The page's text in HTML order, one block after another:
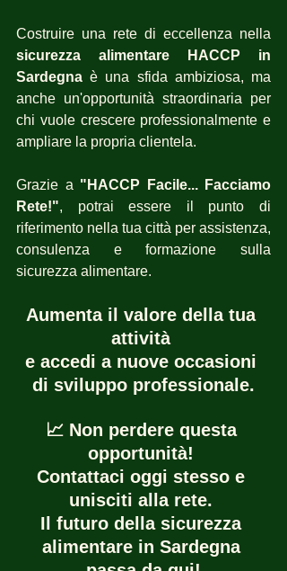
sicurezza alimentare HACCP in
Sardegna è una sfida ambiziosa, ma
anche un'opportunità straordinaria per
chi vuole crescere professionalmente e
ampliare la propria clientela.
Grazie a "HACCP Facile... Facciamo
Rete!", potrai essere il punto di
riferimento nella tua città per assistenza,
consulenza e formazione sulla
sicurezza alimentare.
Aumenta il valore della tua
attività
e accedi a nuove occasioni
di sviluppo professionale.
📈 Non perdere questa
opportunità!
Contattaci oggi stesso e
unisciti alla rete.
Il futuro della sicurezza
alimentare in Sardegna